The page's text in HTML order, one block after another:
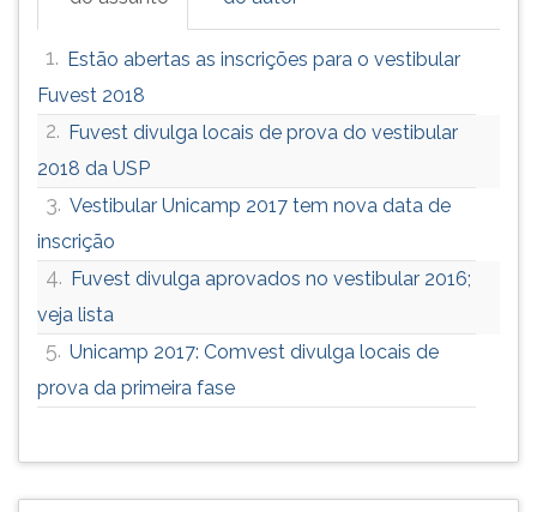
1. Estão abertas as inscrições para o vestibular
Fuvest 2018
2. Fuvest divulga locais de prova do vestibular
2018 da USP
3. Vestibular Unicamp 2017 tem nova data de
inscrição
4. Fuvest divulga aprovados no vestibular 2016;
veja lista
5. Unicamp 2017: Comvest divulga locais de
prova da primeira fase